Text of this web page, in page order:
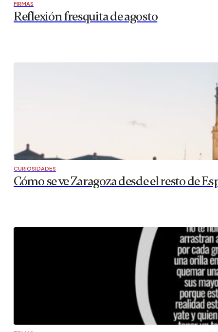
FIRMAS
Reflexión fresquita de agosto
CURIOSIDADES
Cómo se ve Zaragoza desde el resto de